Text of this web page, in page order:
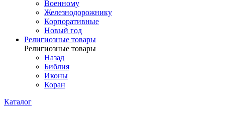
Военному
Железнодорожнику
Корпоративные
Новый год
Религиозные товары
Религиозные товары
Назад
Библия
Иконы
Коран
Каталог